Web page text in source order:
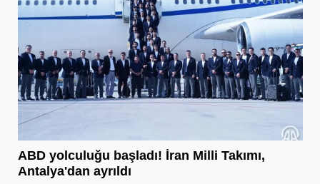
ABD yolculuğu başladı! İran Milli Takımı,
Antalya'dan ayrıldı